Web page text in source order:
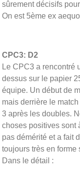
sûrement décisifs
On est 5ème ex
CPC3: D2
Le CPC3 a rencontré
dessus sur le papier
équipe. Un début de
mais derrière le
3 après les doubles.
choses positives sont
pas démérité et a fait
toujours très en forme
Dans le détail :